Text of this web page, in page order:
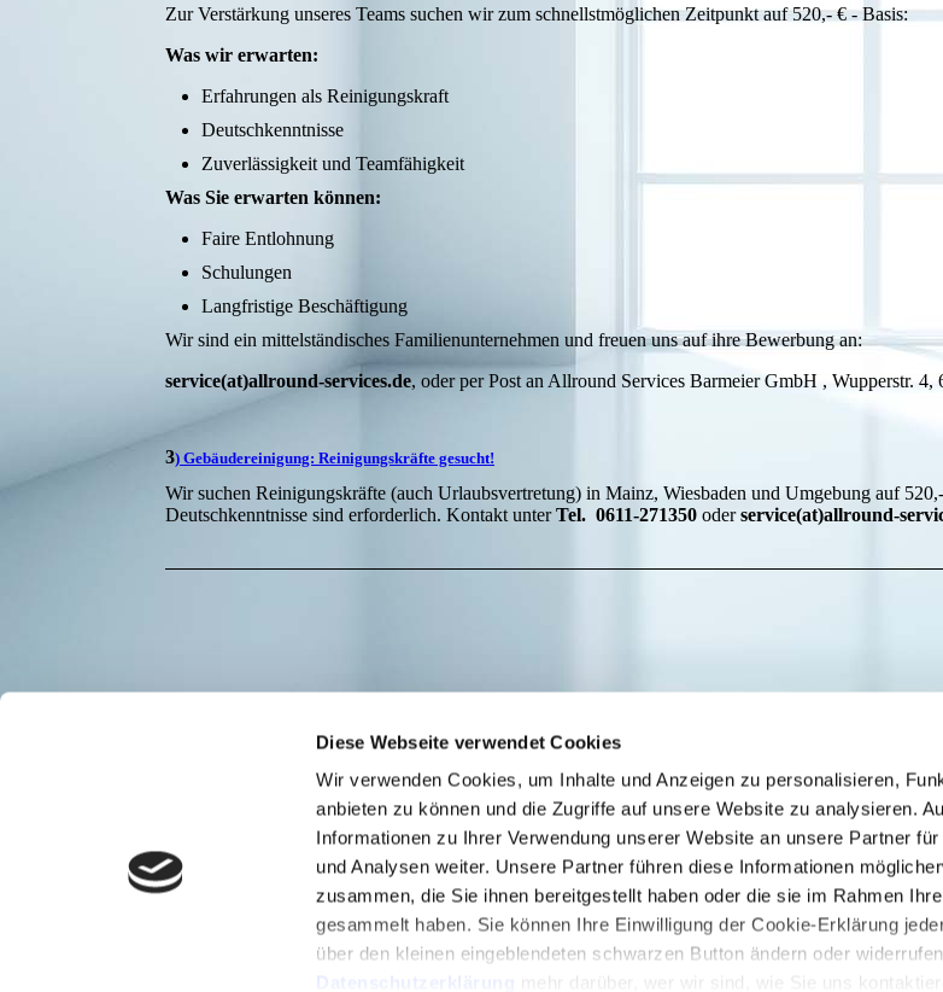
Diese Webseite verwendet Cookies
Wir verwenden Cookies, um Inhalte und Anzeigen zu personalisieren,
anbieten zu können und die Zugriffe auf unsere Website zu analysieren.
Informationen zu Ihrer Verwendung unserer Website an unsere Partner
und Analysen weiter. Unsere Partner führen diese Informationen
zusammen, die Sie ihnen bereitgestellt haben oder die sie im Rahmen
gesammelt haben. Sie können Ihre Einwilligung der Cookie-Erklärung
über den kleinen eingeblendeten schwarzen Button ändern oder
Datenschutzerklärung
mehr darüber, wer wir sind, wie Sie uns
Zur Verstärkung unseres Teams suchen wir zum schnellstmöglichen Zeitpunkt auf 520,- € - Basis:
Was wir erwarten:
Erfahrungen als Reinigungskraft
Deutschkenntnisse
Zuverlässigkeit und Teamfähigkeit
Was Sie erwarten können:
Faire Entlohnung
Schulungen
Langfristige Beschäftigung
Wir sind ein mittelständisches Familienunternehmen und freuen uns auf ihre Bewerbung an:
service(at)allround-services.de, oder per Post an Allround Services Barmeier GmbH , Wupperstr. 4,
3) Gebäudereinigung: Reinigungskräfte gesucht!
Wir suchen Reinigungskräfte (auch Urlaubsvertretung) in Mainz, Wiesbaden und Umgebung auf
Deutschkenntnisse sind erforderlich. Kontakt unterTel. 0611-271350 oderservice(at)allround-
ALLROUND SERVICES Barmeier
Wupperstr. 4
65201 Wiesbaden
- Schierstein